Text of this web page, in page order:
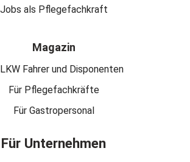
Jobs als Pflegefachkraft
Magazin
LKW Fahrer und Disponenten
Für Pflegefachkräfte
Für Gastropersonal
Für Unternehmen